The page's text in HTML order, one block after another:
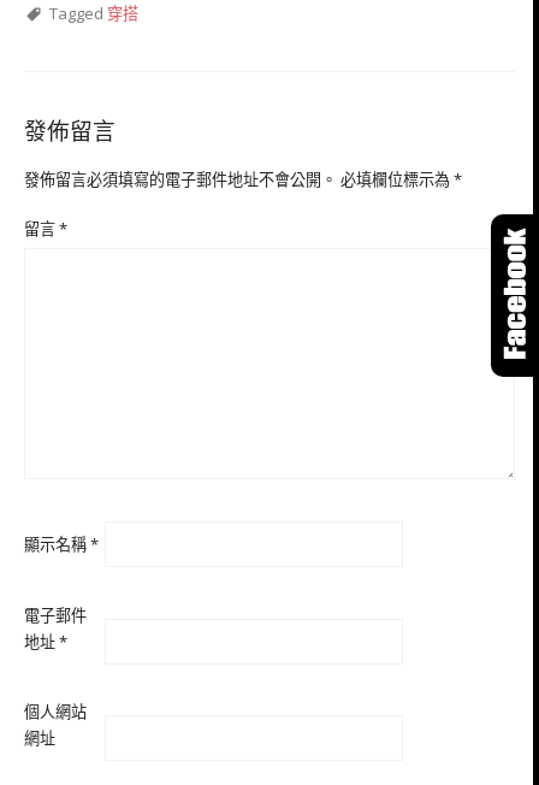
Tagged 穿搭
發佈留言
發佈留言必須填寫的電子郵件地址不會公開。 必填欄位標示為*
留言*
顯示名稱*
電子郵件
地址*
個人網站
網址